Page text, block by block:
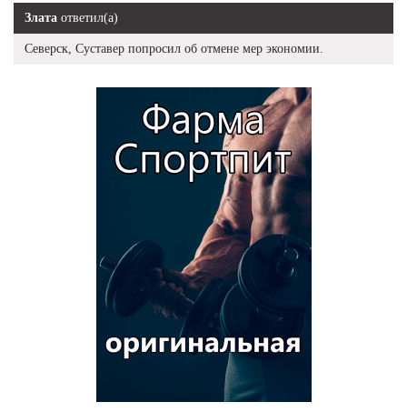
Злата ответил(а)
Северск, Суставер попросил об отмене мер экономии.